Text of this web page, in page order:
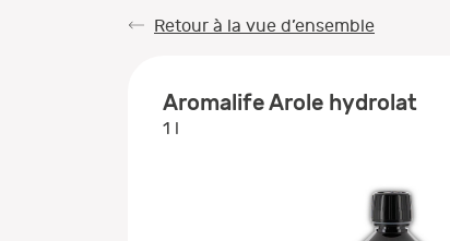
Retour à la vue d’ensemble
Aromalife Arole hydrolat
1 l